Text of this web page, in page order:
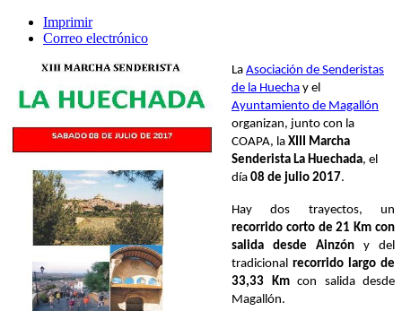
Imprimir
Correo electrónico
La Asociación de Senderistas
de la Huecha y el
Ayuntamiento de Magallón
organizan, junto con la
COAPA, la XIII Marcha
Senderista La Huechada, el
día 08 de julio 2017.
Hay dos trayectos, un
recorrido corto de 21 Km con
salida desde Ainzón y del
tradicional recorrido largo de
33,33 Kmcon salida desde
Magallón.